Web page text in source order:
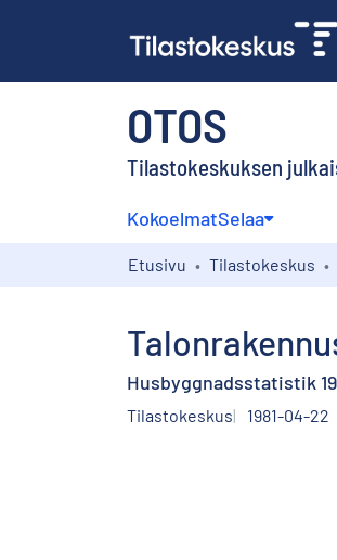
OTOS
Tilastokeskuksen
KokoelmatSelaa
Etusivu Tilastokeskus
Husbyggnadsstatistik
Tilastokeskus 1981-04-22